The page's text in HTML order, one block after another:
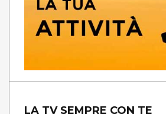
LA TV SEMPRE CON TE